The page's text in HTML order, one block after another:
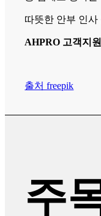
따뜻한 안부 인
AHPRO 고객지
출처 freepik
주